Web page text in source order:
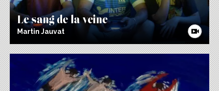
Le sang de la veine
Martin Jauvat